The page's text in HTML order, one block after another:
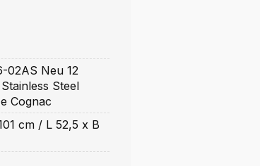
02AS Neu 12
Steel
Cognac
cm / L 52,5 x B